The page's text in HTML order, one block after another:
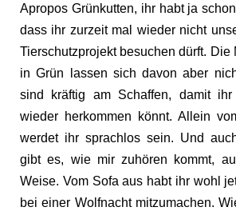
Apropos Grünkutten, ihr habt ja
dass ihr zurzeit mal wieder nicht
Tierschutzprojekt besuchen dürft. Die
in Grün lassen sich davon aber
sind kräftig am Schaffen, damit
wieder herkommen könnt. Allein
werdet ihr sprachlos sein. Und
gibt es, wie mir zuhören kommt,
Weise. Vom Sofa aus habt ihr wohl
bei einer Wolfnacht mitzumachen.